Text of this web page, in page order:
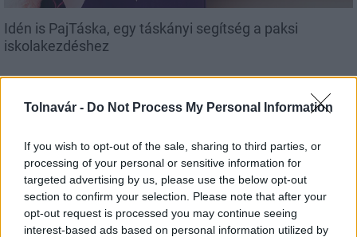
Tolnavár - Do Not Process My Personal Information
If you wish to opt-out of the sale, sharing to third parties, or
processing of your personal or sensitive information for
targeted advertising by us, please use the below opt-out
section to confirm your selection. Please note that after your
opt-out request is processed you may continue seeing
interest-based ads based on personal information utilized by
Idén is PajTáska, egy táskányi segítség a paksi
iskolakezdéshez
MAGYAR ÉPÍTŐK
Útépítés